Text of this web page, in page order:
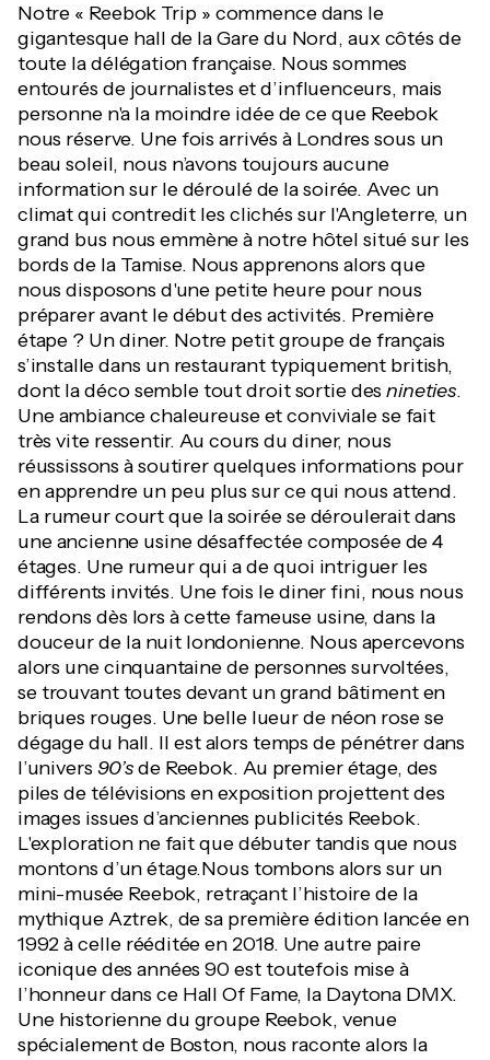
Notre « Reebok Trip » commence dans le
gigantesque hall de la Gare du Nord, aux côtés de
toute la délégation française. Nous sommes
entourés de journalistes et d’influenceurs, mais
personne n'a la moindre idée de ce que Reebok
nous réserve. Une fois arrivés à Londres sous un
beau soleil, nous n’avons toujours aucune
information sur le déroulé de la soirée. Avec un
climat qui contredit les clichés sur l'Angleterre, un
grand bus nous emmène à notre hôtel situé sur les
bords de la Tamise. Nous apprenons alors que
nous disposons d'une petite heure pour nous
préparer avant le début des activités. Première
étape ? Un diner. Notre petit groupe de français
s’installe dans un restaurant typiquement british,
dont la déco semble tout droit sortie desnineties.
Une ambiance chaleureuse et conviviale se fait
très vite ressentir. Au cours du diner, nous
réussissons à soutirer quelques informations pour
en apprendre un peu plus sur ce qui nous attend.
La rumeur court que la soirée se déroulerait dans
une ancienne usine désaffectée composée de 4
étages. Une rumeur qui a de quoi intriguer les
différents invités. Une fois le diner fini, nous nous
rendons dès lors à cette fameuse usine, dans la
douceur de la nuit londonienne. Nous apercevons
alors une cinquantaine de personnes survoltées,
se trouvant toutes devant un grand bâtiment en
briques rouges. Une belle lueur de néon rose se
dégage du hall. Il est alors temps de pénétrer dans
l’univers 90’sde Reebok. Au premier étage, des
piles de télévisions en exposition projettent des
images issues d’anciennes publicités Reebok.
L'exploration ne fait que débuter tandis que nous
montons d’un étage.Nous tombons alors sur un
mini-musée Reebok, retraçant l’histoire de la
mythique Aztrek, de sa première édition lancée en
1992 à celle rééditée en 2018. Une autre paire
iconique des années 90 est toutefois mise à
l’honneur dans ce Hall Of Fame, la Daytona DMX.
Une historienne du groupe Reebok, venue
spécialement de Boston, nous raconte alors la